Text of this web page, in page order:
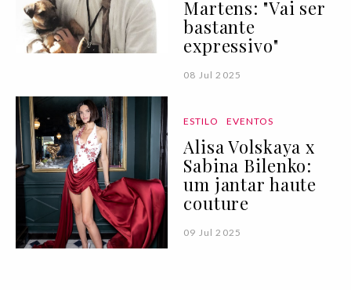
Martens: "Vai ser
bastante
expressivo"
08 Jul 2025
ESTILO EVENTOS
Alisa Volskaya x
Sabina Bilenko:
um jantar haute
couture
09 Jul 2025